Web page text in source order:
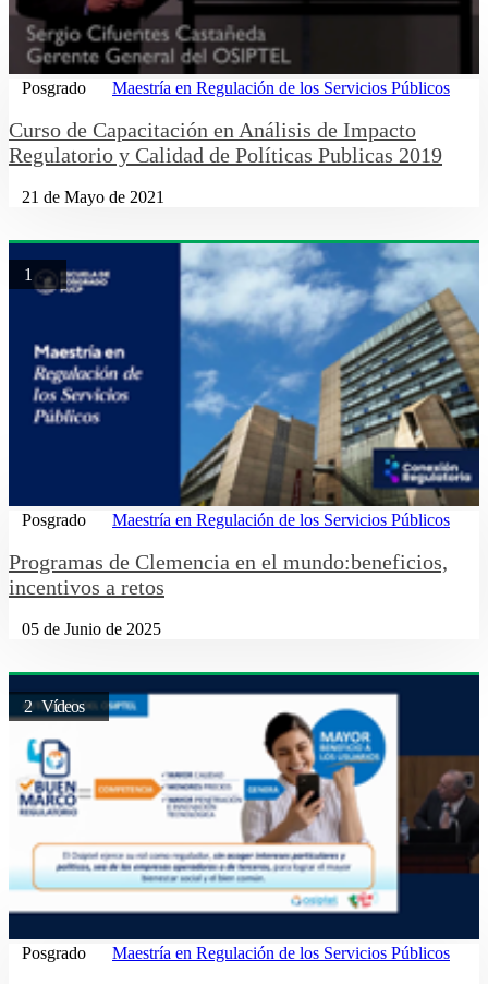
Posgrado Maestría en Regulación de los Servicios Públicos
Curso de Capacitación en Análisis de Impacto
Regulatorio y Calidad de Políticas Publicas 2019
21 de Mayo de 2021
1
Posgrado Maestría en Regulación de los Servicios Públicos
Programas de Clemencia en el mundo:beneficios,
incentivos a retos
05 de Junio de 2025
2 Vídeos
Posgrado Maestría en Regulación de los Servicios Públicos